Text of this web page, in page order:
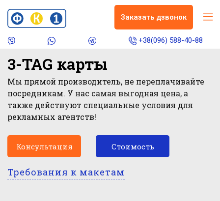
Заказать дзвонок
+38(096) 588-40-88
3-TAG карты
Мы прямой производитель, не переплачивайте
посредникам. У нас самая выгодная цена, а
также действуют специальные условия для
рекламных агентств!
Требования к макетам
Консультация Стоимость